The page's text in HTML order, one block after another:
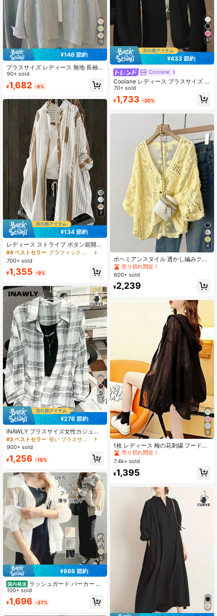
15
¥146 節約
プラスサイズ レディース 無地 長袖
カジュアル ルーズシャツ ポケット付
き、春夏
90+ sold
¥1,682 -8%
7
¥134 節約
レディース ストライプ ボタン前開き
織り生地 シャツカラー 長袖ブラウ
ス、ヴィンテージ秋スタイル
#4 ベストセラー
グラフィック 女性用ブラウス
700+ sold
¥1,355 -9%
7
¥276 節約
INAWLY プラスサイズ女性カジュア
ル カレッジスタイル プリント ドロ
ップショルダー ルーズ カーブヘム
#3 ベストセラー
長い プラスサイズのブラウス
900+ sold
¥1,256 -18%
5
¥986 節約
国内発送 ラッシュガード パーカー レ
ディース UVカット 薄手 夏 ジップ ラ
ッシュパーカー UVパーカー 羽織 長
袖 体型カバー 紫外線対策 日焼け対
100+ sold
¥1,696 -37%
37
¥433 節約
Coolane
Coolane レディース プラスサイズ 夏
お出かけ 旅行 ホリデー カジュアル
ボヘミアン ドローストリング ウエス
ト コットン ルーズ ハイウエスト ブ
70+ sold
¥1,733 -20%
4
ボヘミアンスタイル 透かし編みクロ
シェニットカバーアップ、Vネック
3/4袖 ルーズカジュアルアウターウ
ェア、秋のビーチ日よけカバーアッ
プ
売り切れ間近！
600+ sold
¥2,239
9
1枚 レディース 梅の花刺繍 フード付
き 長袖シャツ、夏用薄手ルーズアウ
ターウェア、アウトドア日よけ衣類
#4 ベストセラー
に シアー デイリーシャツ
売り切れ間近！
#4 ベストセラー
売り切れ間近！
#4 ベストセラー
売り切れ間近！
#4 ベストセラー
売り切れ間近！
7.4k+ sold
¥1,395